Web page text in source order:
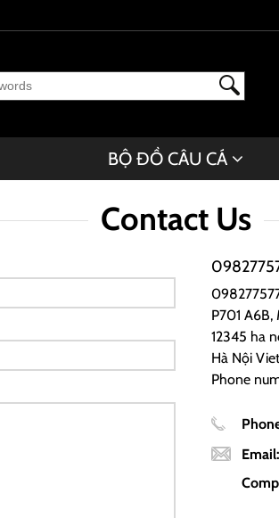
BỘ ĐỒ CÂU CÁ
Contact Us
P701 A6B,
12345 ha
Hà Nội
Phone
Email: